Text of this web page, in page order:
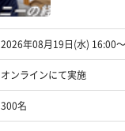
2026年08月19日(水) 16:00
オンラインにて実施
300名